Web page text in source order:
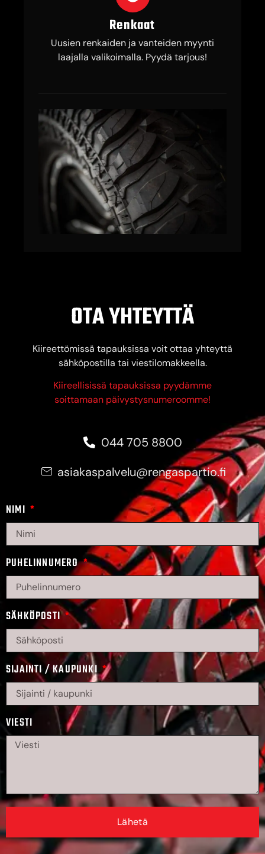
Renkaat
Uusien renkaiden ja vanteiden myynti
laajalla valikoimalla. Pyydä tarjous!
OTA YHTEYTTÄ
Kiireettömissä tapauksissa voit ottaa yhteyttä
sähköpostilla tai viestilomakkeella.
Kiireellisissä tapauksissa pyydämme
soittamaan päivystysnumeroomme!
044 705 8800
asiakaspalvelu@rengaspartio.fi
NIMI
PUHELINNUMERO
SÄHKÖPOSTI
SIJAINTI / KAUPUNKI
VIESTI
Lähetä